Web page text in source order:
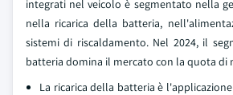
integrati nel veicolo è segmentato nella
nella ricarica della batteria,
sistemi di riscaldamento. Nel 2024, il
batteria domina il mercato con la quota di
La ricarica della batteria è